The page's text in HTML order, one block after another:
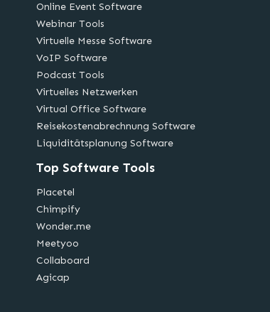
Online Event Software
Webinar Tools
Virtuelle Messe Software
VoIP Software
Podcast Tools
Virtuelles Netzwerken
Virtual Office Software
Reisekostenabrechnung Software
Liquiditätsplanung Software
Top Software Tools
Placetel
Chimpify
Wonder.me
Meetyoo
Collaboard
Agicap